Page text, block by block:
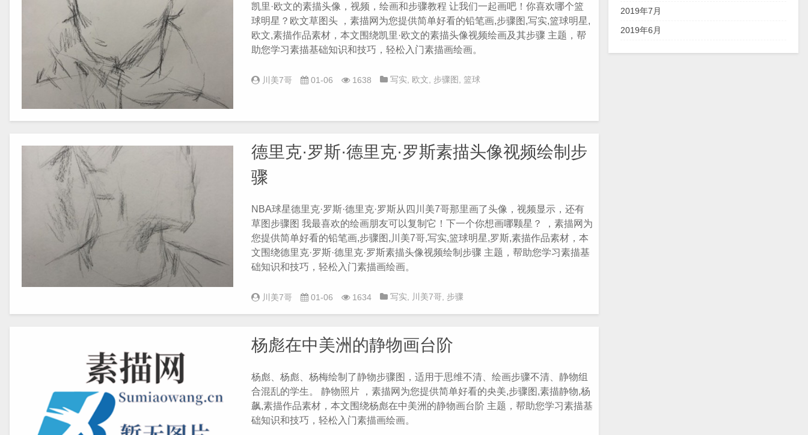
凯里·欧文的素描头像，视频，绘画和步骤教程 让我们一起画吧！你喜欢哪个篮
球明星？欧文草图头 ，素描网为您提供简单好看的铅笔画,步骤图,写实,篮球明星,
欧文,素描作品素材，本文围绕凯里·欧文的素描头像视频绘画及其步骤 主题，帮
助您学习素描基础知识和技巧，轻松入门素描画绘画。
川美7哥 01-06 1638 写实 欧文 步骤图 篮球
德里克·罗斯·德里克·罗斯素描头像视频绘制步
骤
NBA球星德里克·罗斯·德里克·罗斯从四川美7哥那里画了头像，视频显示，还有
草图步骤图 我最喜欢的绘画朋友可以复制它！下一个你想画哪颗星？ ，素描网为
您提供简单好看的铅笔画,步骤图,川美7哥,写实,篮球明星,罗斯,素描作品素材，本
文围绕德里克·罗斯·德里克·罗斯素描头像视频绘制步骤 主题，帮助您学习素描基
础知识和技巧，轻松入门素描画绘画。
川美7哥 01-06 1634 写实, 川美7哥, 步骤
杨彪在中美洲的静物画台阶
杨彪、杨彪、杨梅绘制了静物步骤图，适用于思维不清、绘画步骤不清、静物组
合混乱的学生。 静物照片 ，素描网为您提供简单好看的央美,步骤图,素描静物,杨
飙,素描作品素材，本文围绕杨彪在中美洲的静物画台阶 主题，帮助您学习素描基
础知识和技巧，轻松入门素描画绘画。
2019年7月
2019年6月